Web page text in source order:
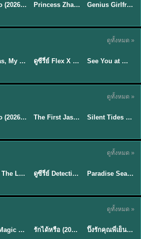
Overdo (2026) รักเกินแค้น พากย์ไทย ซับไทย EP1-33 (จบ) ★8 Princess Zhaoyang องค์หญิงเจาหยาง (2026) พากย์ไทย ซับไทย EP.1-18 ★9 Genius Girlfriend แฟนสาวอัจฉริยะ (2026) พากย์ไทย ซับไทย EP.1-28
ดูทั้งหมด »
My Bias, My Boss เมื่อเมนฉันเป็นประธานบริษัท (2026) พากย์ไทย ซับไทย EP.1-12 ★8 EP.16
Sub EP. 16 | TH
ดูซีรี่ย์ Flex X Cop คุณชายสายสืบ (2024) พากย์ไทย-ซับไทย EP.1-16 (จบ) ★9
ซับไทย | พากย์
Sub EP. 8 | TH
See You at Work Tomorrow! เจอกันที่ออฟฟิศพรุ่งนี้นะ พากย์ไทย
ดูทั้งหมด »
Overdo (2026) รักเกินแค้น พากย์ไทย ซับไทย EP1-33 (จบ) ★9.7 EP.40
Sub EP. 40 | TH
The First Jasmine ชายาเคียงหทัย (2026) พากย์ไทย EP.1-40 ★9.5
พากย์ไทย
Silent Tides คลื่นลมลวง (2025) พากย์ไทย ซับไทย EP.1-31
ดูทั้งหมด »
EP.7Avatar The Last Airbender 2 เณรน้อยเจ้าอภินิหาร พากย์ไทย EP.9ดูซีรี่ย์ Detective Hole (2026) พากย์ไทย HD ฟรี อัปเดตล่าสุด Netflix EP.8
พากย์ไทย
Paradise Season 2 (2026) พากย์ไทย EP1-8 ดูซีรี่ย์ฝรั่ง HD ครบทุกตอน
ดูทั้งหมด »
ดูซีรีย์ Magic Move (2026) ทำนายทายรัก Thai EP.1-10 HD รักได้หรือ (2026) YOUNG Let's Begin Again พากย์ไทย EP.1-19 ★8
พากย์ไทย
ปิ๊งรักคุณพี่เย็นชา (2026) Frozen Valentine EP.1-10 (จบ)